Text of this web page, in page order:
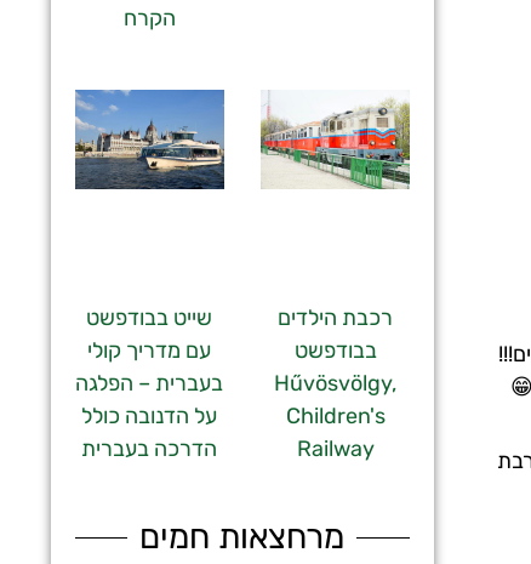
הקרח
רכבת הילדים
בבודפשט
Hűvösvölgy,
Children's
Railway
שייט בבודפשט
עם מדריך קולי
בעברית – הפלגה
על הדנובה כולל
הדרכה בעברית
מרחצאות חמים